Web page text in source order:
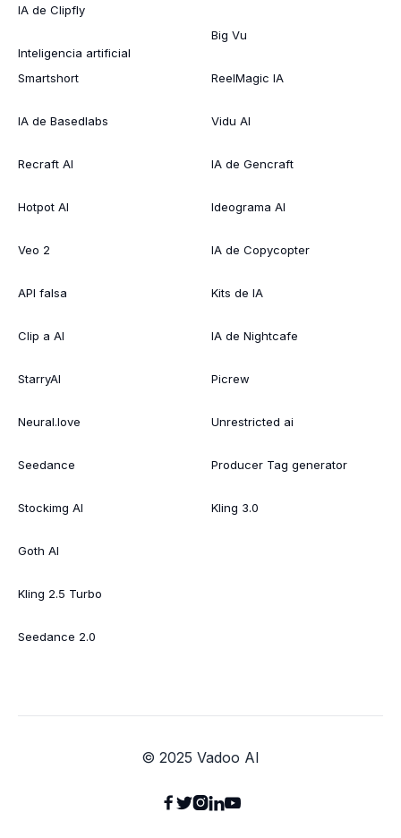
IA de Clipfly
Inteligencia artificial
Smartshort
IA de Basedlabs
Recraft AI
Hotpot AI
Veo 2
API falsa
Clip a AI
StarryAI
Neural.love
Seedance
Stockimg AI
Goth AI
Kling 2.5 Turbo
Seedance 2.0
Big Vu
ReelMagic IA
Vidu AI
IA de Gencraft
Ideograma AI
IA de Copycopter
Kits de IA
IA de Nightcafe
Picrew
Unrestricted ai
Producer Tag generator
Kling 3.0
© 2025 Vadoo AI
 